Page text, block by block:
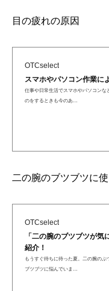
目の疲れの原因
OTCselect
スマホやパソコン作業に
仕事や日常生活でスマホやパソコンな
のをするときも今のあ…
二の腕のブツブツに
OTCselect
「二の腕のブツブツが
紹介！
もうすぐ待ちに待った夏。二の腕の
ブツブツに悩んでいま…